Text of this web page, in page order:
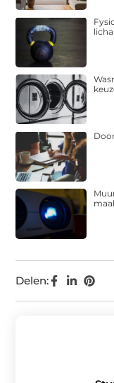
Delen: